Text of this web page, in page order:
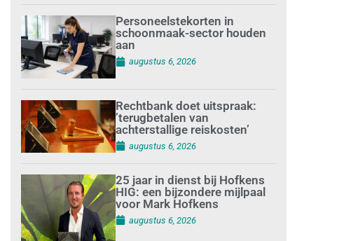
Personeelstekorten in
schoonmaak-sector houden
aan
augustus 6, 2026
Rechtbank doet uitspraak:
’terugbetalen van
achterstallige reiskosten’
augustus 6, 2026
25 jaar in dienst bij Hofkens
HIG: een bijzondere mijlpaal
voor Mark Hofkens
augustus 6, 2026